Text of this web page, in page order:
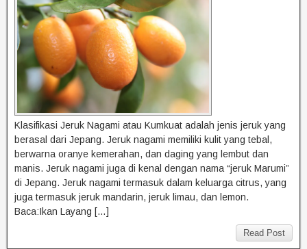
Klasifikasi Jeruk Nagami atau Kumkuat adalah jenis jeruk yang
berasal dari Jepang. Jeruk nagami memiliki kulit yang tebal,
berwarna oranye kemerahan, dan daging yang lembut dan
manis. Jeruk nagami juga di kenal dengan nama “jeruk Marumi”
di Jepang. Jeruk nagami termasuk dalam keluarga citrus, yang
juga termasuk jeruk mandarin, jeruk limau, dan lemon.
Baca:Ikan Layang […]
Read Post